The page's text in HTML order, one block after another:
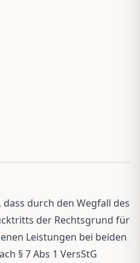
durch den Wegfall des
der Rechtsgrund für
Leistungen bei beiden
§ 7 Abs 1 VersStG